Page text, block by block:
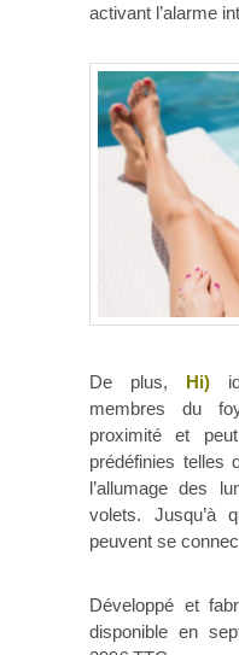
activant l’alarme
De plus, Hi)
membres du
proximité et
prédéfinies telles
l’allumage des
volets. Jusqu’à
peuvent se
Développé et
disponible en